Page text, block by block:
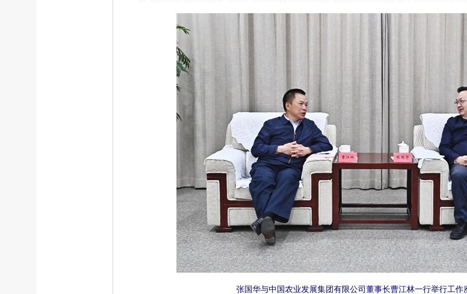
张国华与中国农业发展集团有限公司董事长曹江林一行举行工作